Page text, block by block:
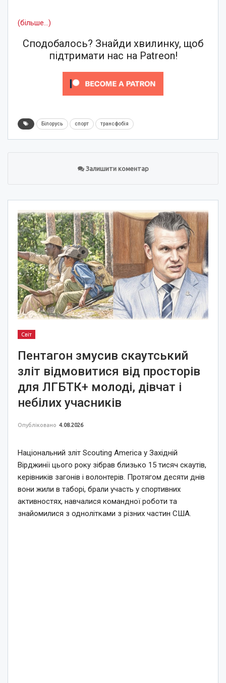
(більше…)
Сподобалось? Знайди хвилинку, щоб
підтримати нас на Patreon!
Білорусь спорт трансфобія
Залишити коментар
Світ
Пентагон змусив скаутський
зліт відмовитися від просторів
для ЛГБТК+ молоді, дівчат і
небілих учасників
Опубліковано 4.08.2026
Національний зліт Scouting America у Західній
Вірджинії цього року зібрав близько 15 тисяч скаутів,
керівників загонів і волонтерів. Протягом десяти днів
вони жили в таборі, брали участь у спортивних
активностях, навчалися командної роботи та
знайомилися з однолітками з різних частин США.